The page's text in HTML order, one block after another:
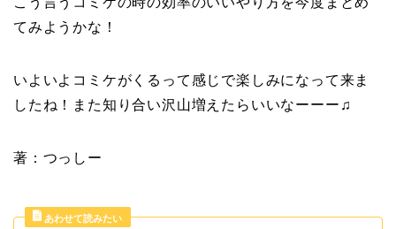
てみようかな！
いよいよコミケがくるって感じで楽しみになって来ま
したね！また知り合い沢山増えたらいいなーーー♫
著：つっしー